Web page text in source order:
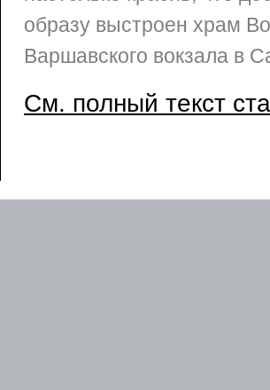
образу выстроен храм
Варшавского вокзала в
См. полный текст